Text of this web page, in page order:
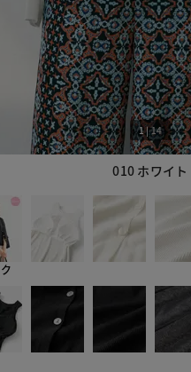
010 ホワイト
1|14